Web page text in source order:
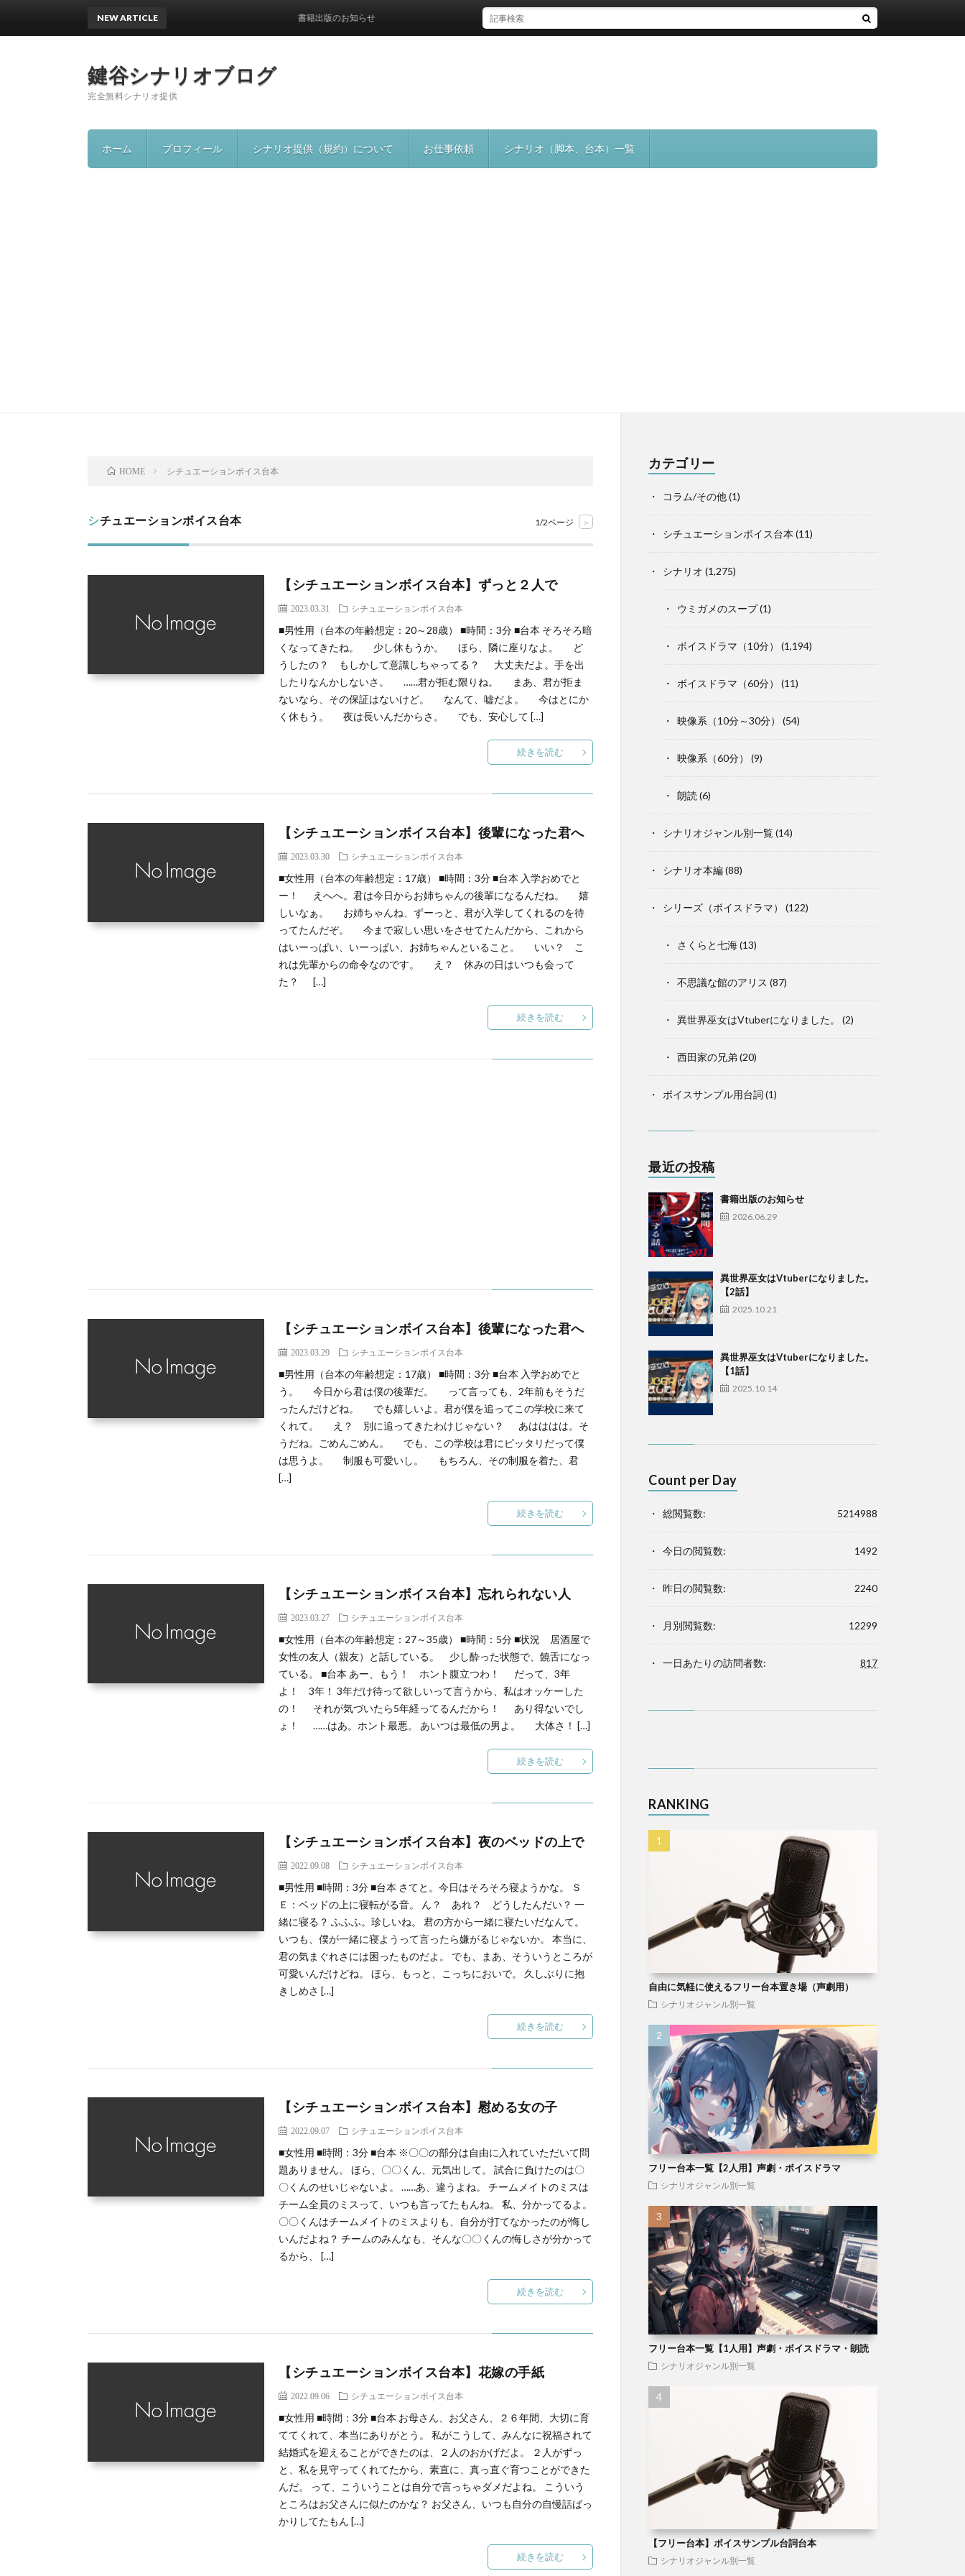
鍵谷シナリオブログ
完全無料シナリオ提供
ホーム プロフィール シナリオ提供（規約）について お仕事依頼 シナリオ（脚本、台本）一覧
NEW ARTICLE 書籍出版のお知らせ
HOME シチュエーションボイス台本
シチュエーションボイス台本 1/2ページ >
【シチュエーションボイス台本】ずっと２人で
2023.03.31 シチュエーションボイス台本
■男性用（台本の年齢想定：20～28歳） ■時間：3分 ■台本 そろそろ暗
くなってきたね。 少し休もうか。 ほら、隣に座りなよ。 ど
うしたの？ もしかして意識しちゃってる？ 大丈夫だよ。手を出
したりなんかしないさ。 ……君が拒む限りね。 まあ、君が拒ま
ないなら、その保証はないけど。 なんて、嘘だよ。 今はとにか
く休もう。 夜は長いんだからさ。 でも、安心して […]
続きを読む
【シチュエーションボイス台本】後輩になった君へ
2023.03.30 シチュエーションボイス台本
■女性用（台本の年齢想定：17歳） ■時間：3分 ■台本 入学おめでと
ー！ えへへ。君は今日からお姉ちゃんの後輩になるんだね。 嬉
しいなぁ。 お姉ちゃんね、ずーっと、君が入学してくれるのを待
ってたんだぞ。 今まで寂しい思いをさせてたんだから、これから
はいーっぱい、いーっぱい、お姉ちゃんといること。 いい？ こ
れは先輩からの命令なのです。 え？ 休みの日はいつも会って
た？ […]
続きを読む
【シチュエーションボイス台本】後輩になった君へ
2023.03.29 シチュエーションボイス台本
■男性用（台本の年齢想定：17歳） ■時間：3分 ■台本 入学おめでと
う。 今日から君は僕の後輩だ。 って言っても、2年前もそうだ
ったんだけどね。 でも嬉しいよ。君が僕を追ってこの学校に来て
くれて。 え？ 別に追ってきたわけじゃない？ あはははは。そ
うだね。ごめんごめん。 でも、この学校は君にピッタリだって僕
は思うよ。 制服も可愛いし。 もちろん、その制服を着た、君
[…]
続きを読む
【シチュエーションボイス台本】忘れられない人
2023.03.27 シチュエーションボイス台本
■女性用（台本の年齢想定：27～35歳） ■時間：5分 ■状況 居酒屋で
女性の友人（親友）と話している。 少し酔った状態で、饒舌になっ
ている。 ■台本 あー、もう！ ホント腹立つわ！ だって、3年
よ！ 3年！ 3年だけ待って欲しいって言うから、私はオッケーした
の！ それが気づいたら5年経ってるんだから！ あり得ないでし
ょ！ ……はあ。ホント最悪。 あいつは最低の男よ。 大体さ！ […]
続きを読む
【シチュエーションボイス台本】夜のベッドの上で
2022.09.08 シチュエーションボイス台本
■男性用 ■時間：3分 ■台本 さてと。今日はそろそろ寝ようかな。 Ｓ
Ｅ：ベッドの上に寝転がる音。 ん？ あれ？ どうしたんだい？ 一
緒に寝る？ ふふふ。珍しいね。 君の方から一緒に寝たいだなんて。
いつも、僕が一緒に寝ようって言ったら嫌がるじゃないか。 本当に、
君の気まぐれさには困ったものだよ。 でも、まあ、そういうところが
可愛いんだけどね。 ほら、もっと、こっちにおいで。 久しぶりに抱
きしめさ […]
続きを読む
【シチュエーションボイス台本】慰める女の子
2022.09.07 シチュエーションボイス台本
■女性用 ■時間：3分 ■台本 ※〇〇の部分は自由に入れていただいて問
題ありません。 ほら、〇〇くん、元気出して。 試合に負けたのは〇
〇くんのせいじゃないよ。 ……あ、違うよね。 チームメイトのミスは
チーム全員のミスって、いつも言ってたもんね。 私、分かってるよ。
〇〇くんはチームメイトのミスよりも、自分が打てなかったのが悔し
いんだよね？ チームのみんなも、そんな〇〇くんの悔しさが分かって
るから、 […]
続きを読む
【シチュエーションボイス台本】花嫁の手紙
2022.09.06 シチュエーションボイス台本
■女性用 ■時間：3分 ■台本 お母さん、お父さん、２６年間、大切に育
ててくれて、本当にありがとう。 私がこうして、みんなに祝福されて
結婚式を迎えることができたのは、２人のおかげだよ。 ２人がずっ
と、私を見守ってくれてたから、素直に、真っ直ぐ育つことができた
んだ。 って、こういうことは自分で言っちゃダメだよね。 こういう
ところはお父さんに似たのかな？ お父さん、いつも自分の自慢話ばっ
かりしてたもん […]
続きを読む
カテゴリー
コラム/その他(1)
シチュエーションボイス台本 (11)
シナリオ (1,275)
ウミガメのスープ(1)
ボイスドラマ（10分） (1,194)
ボイスドラマ（60分） (11)
映像系（10分～30分） (54)
映像系（60分） (9)
朗読 (6)
シナリオジャンル別一覧(14)
シナリオ本編(88)
シリーズ（ボイスドラマ） (122)
さくらと七海(13)
不思議な館のアリス (87)
異世界巫女はVtuberになりました。 (2)
西田家の兄弟 (20)
ボイスサンプル用台詞 (1)
最近の投稿
書籍出版のお知らせ
2026.06.29
異世界巫女はVtuberになりました。
【2話】
2025.10.21
異世界巫女はVtuberになりました。
【1話】
2025.10.14
Count per Day
5214988
総閲覧数:
1492
今日の閲覧数:
2240
昨日の閲覧数:
12299
月別閲覧数:
817
一日あたりの訪問者数:
RANKING
自由に気軽に使えるフリー台本置き場（声劇用）
シナリオジャンル別一覧
フリー台本一覧【2人用】声劇・ボイスドラマ
シナリオジャンル別一覧
フリー台本一覧【1人用】声劇・ボイスドラマ・朗読
シナリオジャンル別一覧
【フリー台本】ボイスサンプル台詞台本
シナリオジャンル別一覧